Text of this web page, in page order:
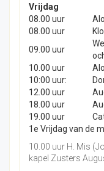
Vrijdag
08.00 uur
08.00 uur
09.00 uur
10.00 uur
10:00 uur:
12.00 uur
18.00 uur
19.00 uur
1e Vrijdag van de
10.00 uur H. Mis
kapel Zusters